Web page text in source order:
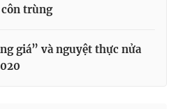
côn trùng
giá” và nguyệt thực nửa